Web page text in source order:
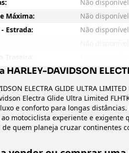
Não disponível
Máxima:
Não disponível
Estrada:
Não disponível
Não disponível
Não disponível
Não disponível
Não disponível
Não disponível
HARLEY-DAVIDSON
ELECTRA GLIDE ULTRA LIMITED
Electra Glide Ultra Limited
e conforto para longas
motociclista experiente e exigente
quem planeja cruzar continentes